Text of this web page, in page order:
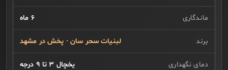
ماندگاری ۶ ماه
برند لبنیات سحر سان · پخش در مشهد
دمای نگهداری یخچال ۳ تا ۹ درجه